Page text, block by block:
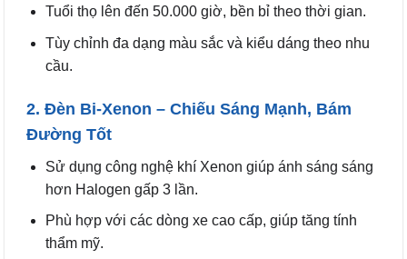
Tuổi thọ lên đến 50.000 giờ, bền bỉ theo thời gian.
Tùy chỉnh đa dạng màu sắc và kiểu dáng theo nhu
cầu.
2. Đèn Bi-Xenon – Chiếu Sáng Mạnh, Bám
Đường Tốt
Sử dụng công nghệ khí Xenon giúp ánh sáng sáng
hơn Halogen gấp 3 lần.
Phù hợp với các dòng xe cao cấp, giúp tăng tính
thẩm mỹ.